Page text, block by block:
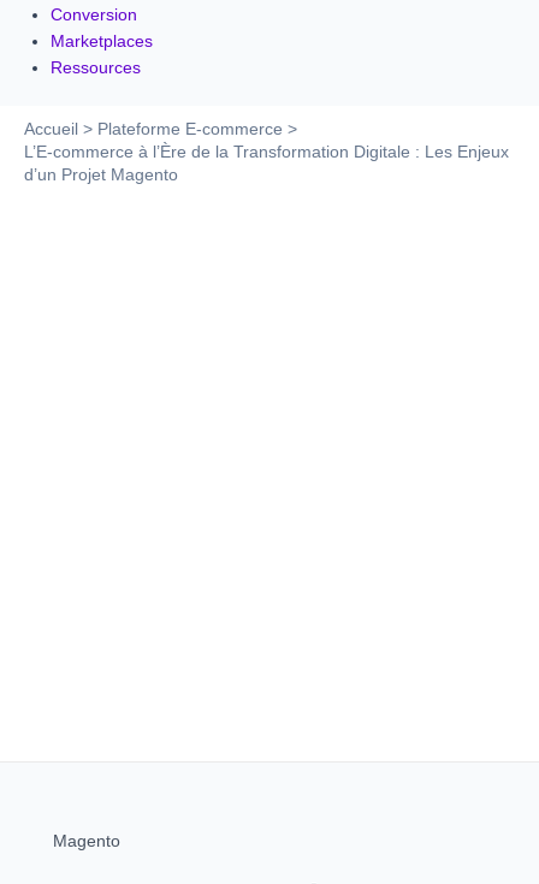
Conversion
Marketplaces
Ressources
Accueil
Plateforme E-commerce
L’E-commerce à l’Ère de la Transformation Digitale : Les Enjeux
d’un Projet Magento
Magento